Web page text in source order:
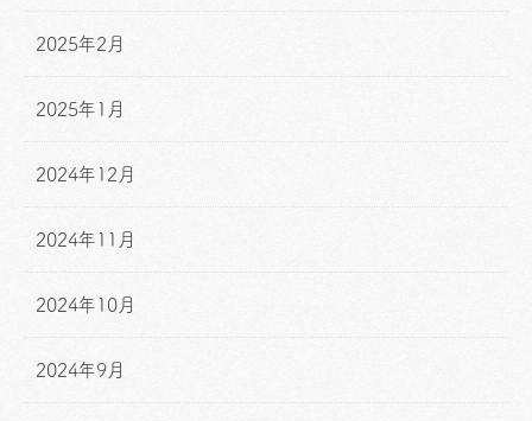
2025年2月
2025年1月
2024年12月
2024年11月
2024年10月
2024年9月